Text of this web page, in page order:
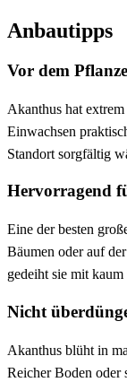
Anbautipps
Vor dem
Akanthus hat
Einwachsen
Standort sorgfältig
Hervorragend
Eine der besten
Bäumen oder auf
gedeiht sie mit
Nicht
Akanthus blüht in
Reicher Boden oder